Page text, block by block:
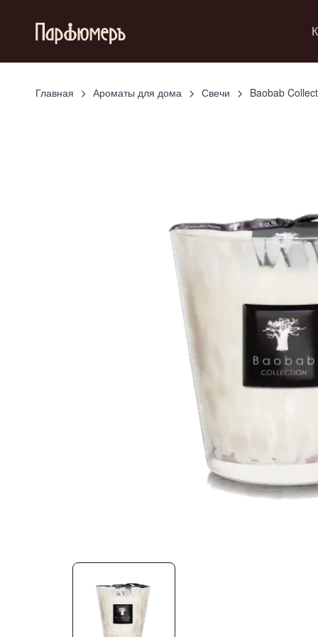
Главная Ароматы для дома Свечи Baobab